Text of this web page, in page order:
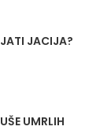
JACIJA?
UMRLIH